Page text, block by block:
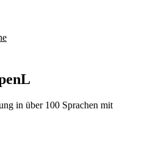
in über 100 Sprachen mit